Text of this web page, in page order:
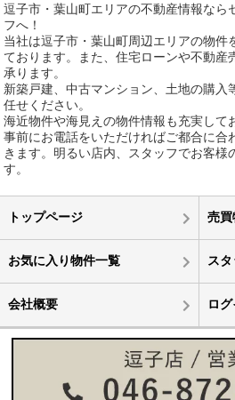
逗子市・葉山町エリアの不動産情報なら
フへ！
当社は逗子市・葉山町周辺エリアの物件
ております。また、住宅ローンや不動産
承ります。
新築戸建、中古マンション、土地の購入
任せください。
海近物件や海見えの物件情報も充実して
事前にお電話をいただければご都合に合
きます。明るい店内、スタッフでお客様
す。
トップページ 売買
お気に入り物件一覧 ス
会社概要 ロ